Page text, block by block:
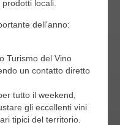
locali.
dell'anno:
Turismo del Vino
un contatto diretto
tutto il weekend,
gli eccellenti vini
tipici del territorio.